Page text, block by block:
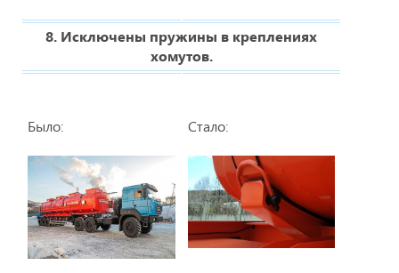
8. Исключены пружины в креплениях
хомутов.
Было: Стало: